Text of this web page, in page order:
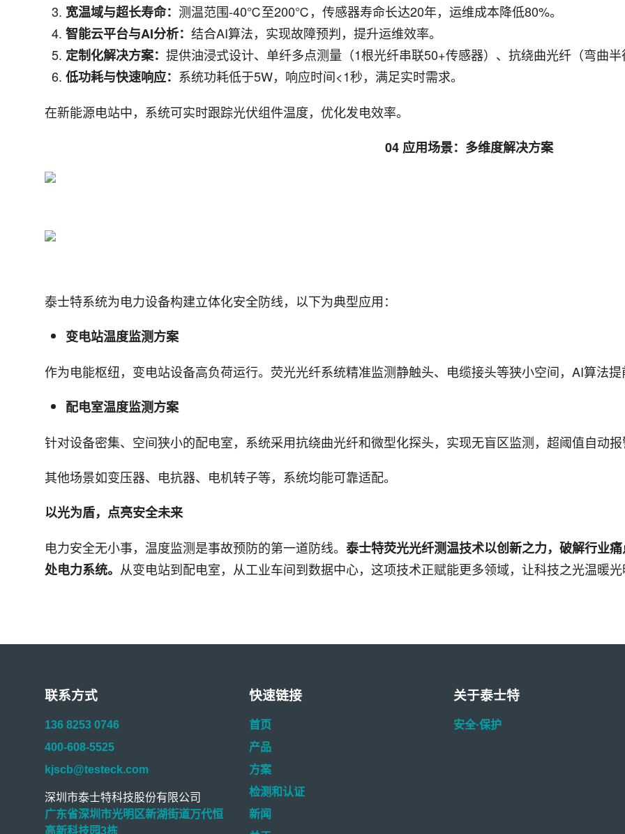
宽温域与超长寿命： 测温范围-40℃至200℃，传感器寿命长达20年，运维成本降低80%。
智能云平台与AI分析： 结合AI算法，实现故障预判，提升运维效率。
定制化解决方案： 提供油浸式设计、单纤多点测量（1根光纤串联50+传感器）、抗绕曲光纤（弯曲半
低功耗与快速响应： 系统功耗低于5W，响应时间<1秒，满足实时需求。
在新能源电站中，系统可实时跟踪光伏组件温度，优化发电效率。
04 应用场景：多维度解决方案
泰士特系统为电力设备构建立体化安全防线，以下为典型应用：
变电站温度监测方案
作为电能枢纽，变电站设备高负荷运行。荧光光纤系统精准监测静触头、电缆接头等狭小空间，AI算法提
配电室温度监测方案
针对设备密集、空间狭小的配电室，系统采用抗绕曲光纤和微型化探头，实现无盲区监测，超阈值自动报
其他场景如变压器、电抗器、电机转子等，系统均能可靠适配。
以光为盾，点亮安全未来
电力安全无小事，温度监测是事故预防的第一道防线。 泰士特荧光光纤测温技术以创新之力，破解行业
处电力系统。 从变电站到配电室，从工业车间到数据中心，这项技术正赋能更多领域，让科技之光温暖光
联系方式
136 8253 0746
400-608-5525
kjscb@testeck.com
深圳市泰士特科技股份有限公司
广东省深圳市光明区新湖街道万代恒
高新科技园3栋
快速链接
首页
产品
方案
检测和认证
新闻
关于泰士特
安全·保护